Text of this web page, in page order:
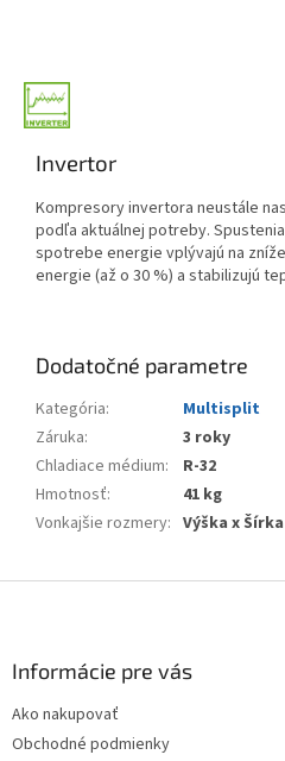
Invertor
Kompresory invertora neustále
podľa aktuálnej potreby.
spotrebe energie vplývajú na
energie (až o 30 %) a stabilizujú
Dodatočné parametre
Kategória:
Multisplit
Záruka:
3 roky
Chladiace médium:
R-32
Hmotnosť:
41 kg
Vonkajšie rozmery: Výška x
Informácie pre vás
Ako nakupovať
Obchodné podmienky